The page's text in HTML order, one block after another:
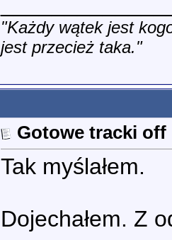
"Każdy wątek jest
jest przecież taka."
Gotowe tracki off
Tak myślałem.
Dojechałem. Z